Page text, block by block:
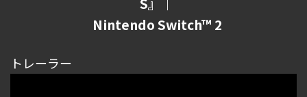
Nintendo Switch™ 2
トレーラー